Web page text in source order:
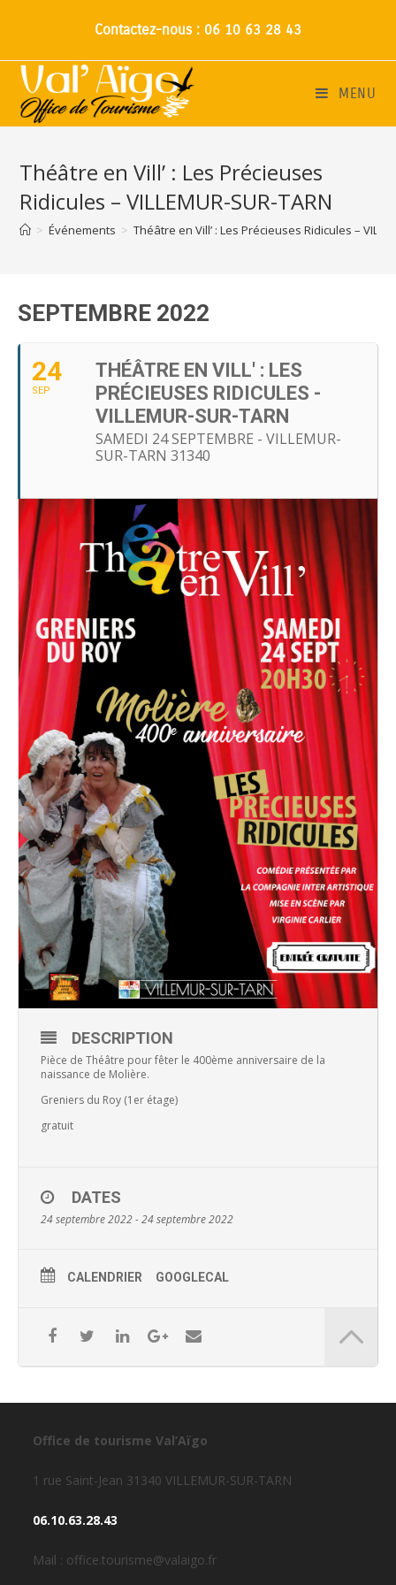
Contactez-nous : 06 10 63 28 43
MENU
Théâtre en Vill’ : Les Précieuses
Ridicules – VILLEMUR-SUR-TARN
> Événements > Théâtre en Vill’ : Les Précieuses Ridicules –
SEPTEMBRE 2022
24
SEP
THÉÂTRE EN VILL' : LES
PRÉCIEUSES RIDICULES -
VILLEMUR-SUR-TARN
SAMEDI 24 SEPTEMBRE - VILLEMUR-
SUR-TARN 31340
DESCRIPTION
Pièce de Théâtre pour fêter le 400ème anniversaire de la
naissance de Molière.
Greniers du Roy (1er étage)
gratuit
DATES
24 septembre 2022 - 24 septembre 2022
CALENDRIER GOOGLECAL
Office de tourisme Val’Aïgo
1 rue Saint-Jean 31340 VILLEMUR-SUR-TARN
06.10.63.28.43
Mail : office.tourisme@valaigo.fr